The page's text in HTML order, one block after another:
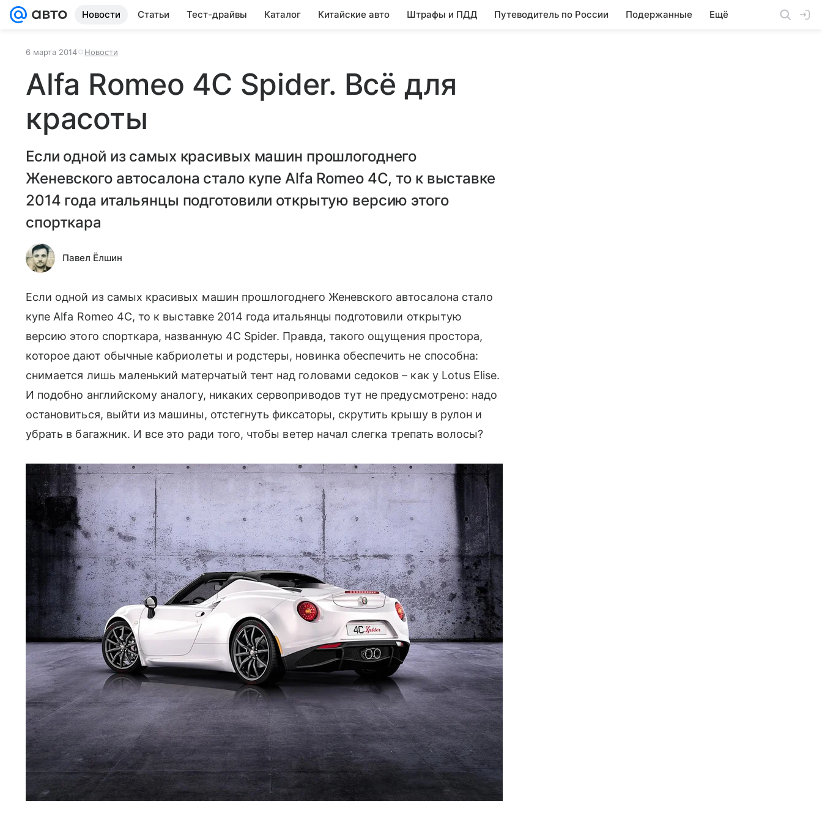
Новости Статьи Тест-драйвы Каталог Китайские авто Штрафы и ПДД Путеводитель по России Подержанные Ещё
6 марта 2014 Новости
Alfa Romeo 4С Spider. Всё для
красоты
Если одной из самых красивых машин прошлогоднего
Женевского автосалона стало купе Alfa Romeo 4C, то к выставке
2014 года итальянцы подготовили открытую версию этого
спорткара
Павел Ёлшин
Если одной из самых красивых машин прошлогоднего Женевского автосалона стало
купе Alfa Romeo 4C, то к выставке 2014 года итальянцы подготовили открытую
версию этого спорткара, названную 4C Spider. Правда, такого ощущения простора,
которое дают обычные кабриолеты и родстеры, новинка обеспечить не способна:
снимается лишь маленький матерчатый тент над головами седоков – как у Lotus Elise.
И подобно английскому аналогу, никаких сервоприводов тут не предусмотрено: надо
остановиться, выйти из машины, отстегнуть фиксаторы, скрутить крышу в рулон и
убрать в багажник. И все это ради того, чтобы ветер начал слегка трепать волосы?